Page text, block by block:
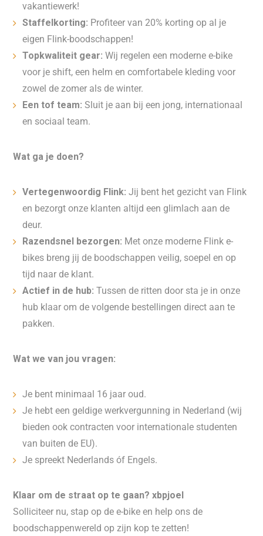
vakantiewerk!
Staffelkorting: Profiteer van 20% korting op al je
eigen Flink-boodschappen!
Topkwaliteit gear: Wij regelen een moderne e-bike
voor je shift, een helm en comfortabele kleding voor
zowel de zomer als de winter.
Een tof team: Sluit je aan bij een jong, internationaal
en sociaal team.
Wat ga je doen?
Vertegenwoordig Flink: Jij bent het gezicht van Flink
en bezorgt onze klanten altijd een glimlach aan de
deur.
Razendsnel bezorgen: Met onze moderne Flink e-
bikes breng jij de boodschappen veilig, soepel en op
tijd naar de klant.
Actief in de hub: Tussen de ritten door sta je in onze
hub klaar om de volgende bestellingen direct aan te
pakken.
Wat we van jou vragen:
Je bent minimaal 16 jaar oud.
Je hebt een geldige werkvergunning in Nederland (wij
bieden ook contracten voor internationale studenten
van buiten de EU).
Je spreekt Nederlands óf Engels.
Klaar om de straat op te gaan? xbpjoel
Solliciteer nu, stap op de e-bike en help ons de
boodschappenwereld op zijn kop te zetten!